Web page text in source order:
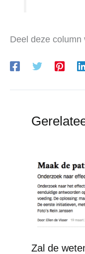
Deel deze column
Zal de